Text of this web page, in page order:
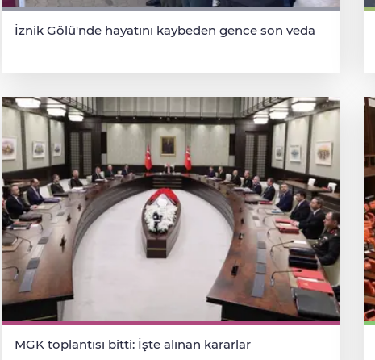
İznik Gölü'nde hayatını kaybeden gence son veda
MGK toplantısı bitti: İşte alınan kararlar